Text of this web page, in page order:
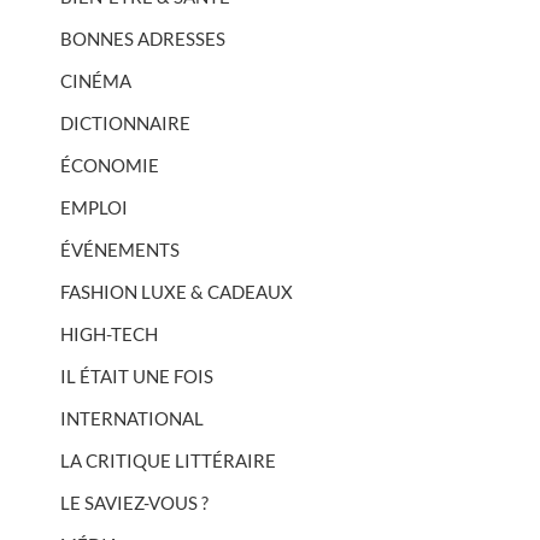
BONNES ADRESSES
CINÉMA
DICTIONNAIRE
ÉCONOMIE
EMPLOI
ÉVÉNEMENTS
FASHION LUXE & CADEAUX
HIGH-TECH
IL ÉTAIT UNE FOIS
INTERNATIONAL
LA CRITIQUE LITTÉRAIRE
LE SAVIEZ-VOUS ?